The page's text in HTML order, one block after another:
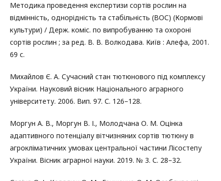
Методика проведення експертизи сортів рослин на
відмінність, однорідність та стабільність (ВОС) (Кормові
культури) / Держ. коміс. по випробуванню та охороні
сортів рослин ; за ред. В. В. Волкодава. Київ : Алефа, 2001.
69 с.
Михайлов Є. А. Сучасний стан тютюнового під комплексу
України. Науковий вісник Національного аграрного
університету. 2006. Вип. 97. С. 126–128.
Моргун А. В., Моргун В. І., Молодчана О. М. Оцінка
адаптивного потенціалу вітчизняних сортів тютюну в
агрокліматичних умовах центральної частини Лісостепу
України. Вісник аграрної науки. 2019. № 3. С. 28–32.